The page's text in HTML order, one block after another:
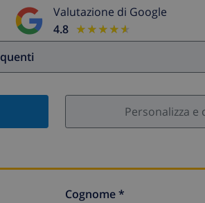
Valutazione di Google
4.8 ★★★★★
★★★★★
Personalizza e
Cognome *